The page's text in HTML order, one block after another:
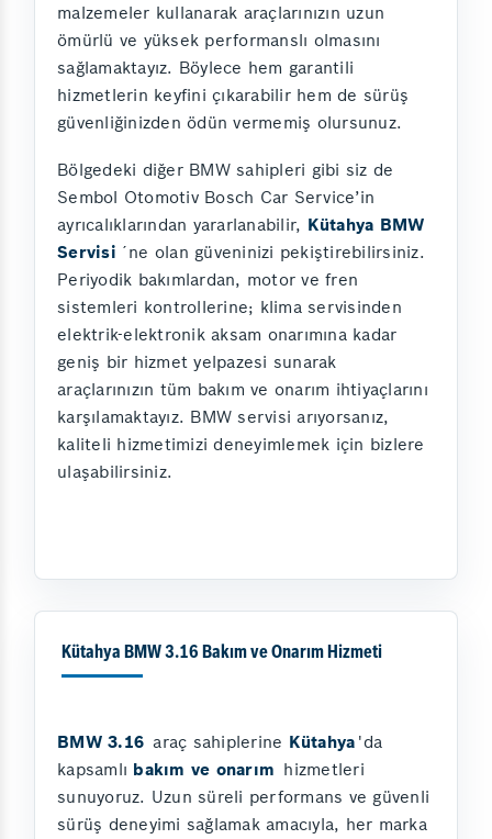
malzemeler kullanarak araçlarınızın uzun
ömürlü ve yüksek performanslı olmasını
sağlamaktayız. Böylece hem garantili
hizmetlerin keyfini çıkarabilir hem de sürüş
güvenliğinizden ödün vermemiş olursunuz.
Bölgedeki diğer BMW sahipleri gibi siz de
Sembol Otomotiv Bosch Car Service’in
ayrıcalıklarından yararlanabilir, Kütahya BMW
Servisi ´ne olan güveninizi pekiştirebilirsiniz.
Periyodik bakımlardan, motor ve fren
sistemleri kontrollerine; klima servisinden
elektrik-elektronik aksam onarımına kadar
geniş bir hizmet yelpazesi sunarak
araçlarınızın tüm bakım ve onarım ihtiyaçlarını
karşılamaktayız. BMW servisi arıyorsanız,
kaliteli hizmetimizi deneyimlemek için bizlere
ulaşabilirsiniz.
Kütahya BMW 3.16 Bakım ve Onarım Hizmeti
BMW 3.16 araç sahiplerine Kütahya 'da
kapsamlı bakım ve onarım hizmetleri
sunuyoruz. Uzun süreli performans ve güvenli
sürüş deneyimi sağlamak amacıyla, her marka